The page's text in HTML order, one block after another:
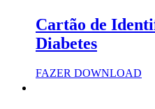
Cartão de
Diabetes
FAZER DOWNLOAD